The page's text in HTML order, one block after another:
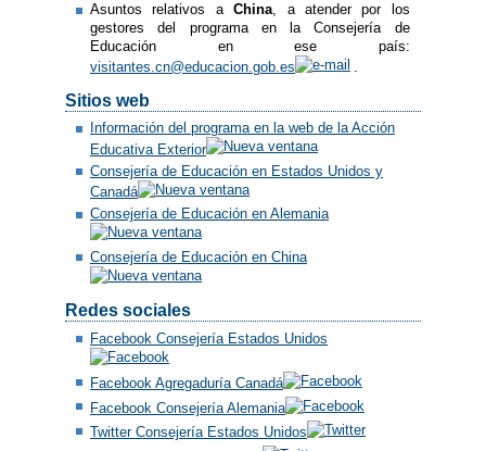
Asuntos relativos aChina, a atender por los
gestores del programa en la Consejería de
Educación en ese país:
visitantes.cn@educacion.gob.es
.
Sitios web
Información del programa en la web de la Acción
Educativa Exterior
Consejería de Educación en Estados Unidos y
Canadá
Consejería de Educación en Alemania
Consejería de Educación en China
Redes sociales
Facebook Consejería Estados Unidos
Facebook Agregaduría Canadá
Facebook Consejería Alemania
Twitter Consejería Estados Unidos